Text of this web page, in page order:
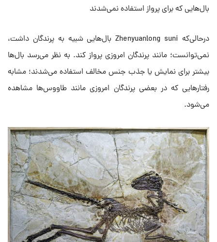
بال‌هایی که برای پرواز استفاده نمی‌شدند
درحالی‌که Zhenyuanlong suni بال‌هایی شبیه به پرندگان داشت،
نمی‌توانست؛ مانند پرندگان امروزی پرواز کند. به نظر می‌رسد بال‌ها
بیشتر برای نمایش یا جذب جنس مخالف استفاده می‌شدند؛ مشابه
رفتارهایی که در بعضی پرندگان امروزی مانند طاووس‌ها مشاهده
می‌شود.